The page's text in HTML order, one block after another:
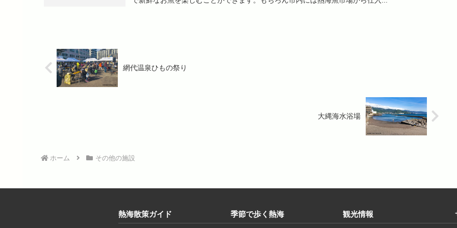
網代温泉ひもの祭り
大縄海水浴場
ホーム その他の施設
熱海散策ガイド 季節で歩く熱海 観光情報